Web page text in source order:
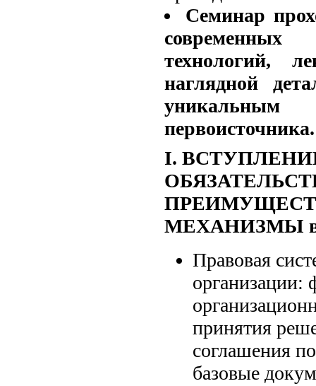
Семинар
технологий,
наглядной
первоисточника.
I.
МЕХАНИЗМЫ в
Правовая
организации:
принятия
соглашения
базовые